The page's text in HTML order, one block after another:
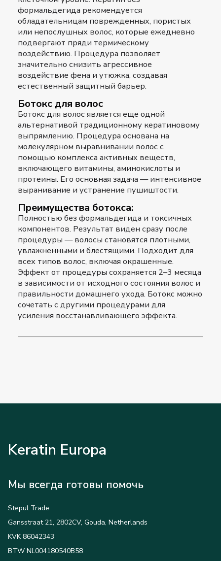
формальдегида рекомендуется
обладательницам поврежденных, пористых
или непослушных волос, которые ежедневно
подвергают пряди термическому
воздействию. Процедура позволяет
значительно снизить агрессивное
воздействие фена и утюжка, создавая
естественный защитный барьер.
Ботокс для волос
Ботокс для волос является еще одной
альтернативой традиционному кератиновому
выпрямлению. Процедура основана на
молекулярном выравнивании волос с
помощью комплекса активных веществ,
включающего витамины, аминокислоты и
протеины. Его основная задача — интенсивное
выранивание и устранение пушиштости.
Преимущества ботокса:
Полностью без формальдегида и токсичных
компонентов. Результат виден сразу после
процедуры — волосы становятся плотными,
увлажненными и блестящими. Подходит для
всех типов волос, включая окрашенные.
Эффект от процедуры сохраняется 2–3 месяца
в зависимости от исходного состояния волос и
правильности домашнего ухода. Ботокс можно
сочетать с другими процедурами для
усиления восстанавливающего эффекта.
Keratin Europa
Мы всегда готовы помочь
Stepul Trade
Gansstraat 21, 2802CV, Gouda, Netherlands
KVK 86042343
BTW NL004180540B58